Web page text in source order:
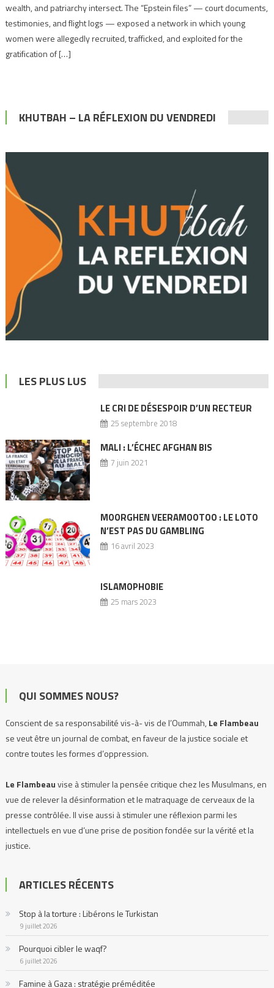
wealth, and patriarchy intersect. The “Epstein files” — court documents,
testimonies, and flight logs — exposed a network in which young
women were allegedly recruited, trafficked, and exploited for the
gratification of […]
KHUTBAH – LA RÉFLEXION DU VENDREDI
LES PLUS LUS
LE CRI DE DÉSESPOIR D’UN RECTEUR
25 septembre 2018
MALI : L’ÉCHEC AFGHAN BIS
7 juin 2021
MOORGHEN VEERAMOOTOO : LE LOTO
N’EST PAS DU GAMBLING
16 avril 2023
ISLAMOPHOBIE
25 mars 2023
QUI SOMMES NOUS?
Conscient de sa responsabilité vis-à- vis de l’Oummah,Le Flambeau
se veut être un journal de combat, en faveur de la justice sociale et
contre toutes les formes d’oppression.
Le Flambeauvise à stimuler la pensée critique chez les Musulmans, en
vue de relever la désinformation et le matraquage de cerveaux de la
presse contrôlée. Il vise aussi à stimuler une réflexion parmi les
intellectuels en vue d’une prise de position fondée sur la vérité et la
justice.
Le Flambeau
se propose d’exposer, de dénoncer toutes les injustices,
et prendre la défense de tous les peuples opprimés, où qu’ils soient.
Notre devise :
des suiveurs aveugles.
ARTICLES RÉCENTS
Stop à la torture : Libérons le Turkistan
9 juillet 2026
Pourquoi cibler le waqf?
6 juillet 2026
Famine à Gaza : stratégie préméditée